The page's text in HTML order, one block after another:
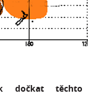
dočkat těchto